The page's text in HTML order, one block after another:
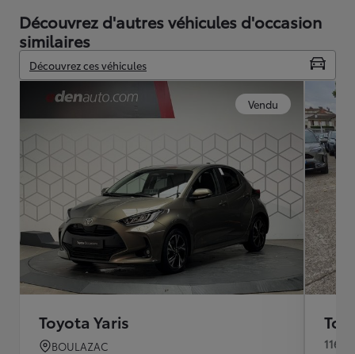
Découvrez d'autres véhicules d'occasion
similaires
Découvrez ces véhicules
Vendu
Toyota Yaris
BOULAZAC
116h